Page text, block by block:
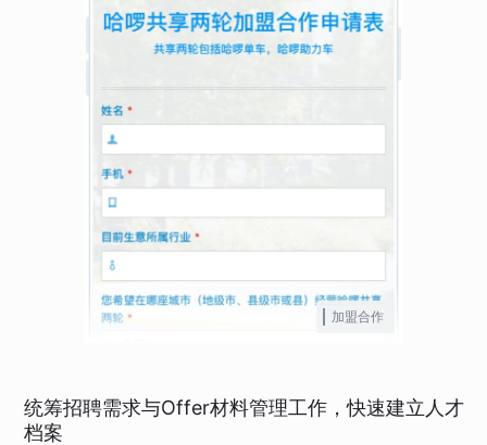
加盟合作
统筹招聘需求与Offer材料管理工作，快速建立人才
档案